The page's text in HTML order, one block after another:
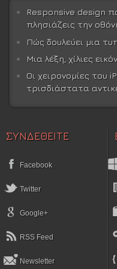
Responsive design
πλησιάζεις την
Πώς δουλεύει μια
Μια λέξη, χίλιες
Οι χειρονομίες του
τρισδιάστατα
ΣΥΝΔΕΘΕΙΤΕ
Facebook
Twitter
Google+
RSS Feed
Newsletter